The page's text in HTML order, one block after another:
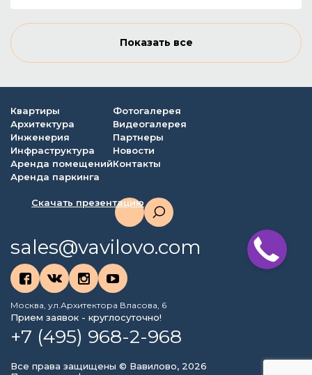
Показать все
Квартиры
Архитектура
Инженерия
Инфраструктура
Аренда помещений
Аренда паркинга
Фотогалерея
Видеогалерея
Партнеры
Новости
Контакты
Скачать презентацию
sales@vavilovo.com
Москва, ул.Архитектора Власова, 6
Прием заявок - круглосуточно!
+7 (495) 968-2-968
Все права защищены © Вавилово, 2026